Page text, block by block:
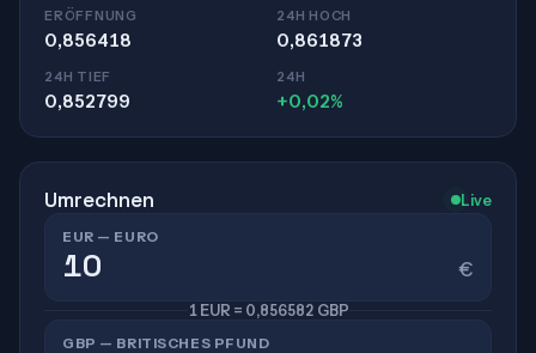
ERÖFFNUNG
0,856418
24H HOCH
0,861873
24H TIEF
0,852799
24H
+0,02%
Umrechnen Live
EUR — EURO
€
1 EUR = 0,856582 GBP
GBP — BRITISCHES PFUND